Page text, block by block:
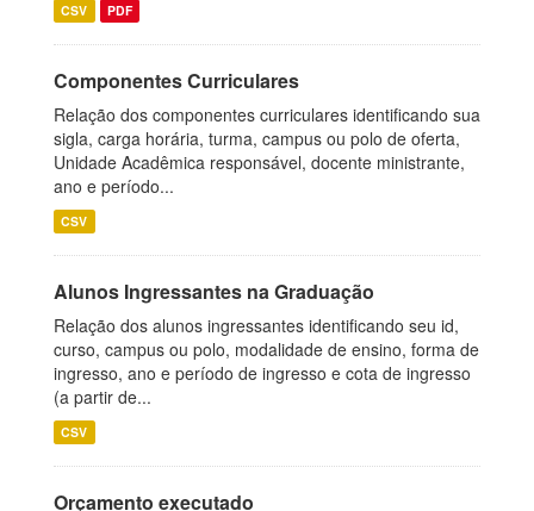
CSV PDF
Componentes Curriculares
Relação dos componentes curriculares identificando sua
sigla, carga horária, turma, campus ou polo de oferta,
Unidade Acadêmica responsável, docente ministrante,
ano e período...
CSV
Alunos Ingressantes na Graduação
Relação dos alunos ingressantes identificando seu id,
curso, campus ou polo, modalidade de ensino, forma de
ingresso, ano e período de ingresso e cota de ingresso
(a partir de...
CSV
Orçamento executado